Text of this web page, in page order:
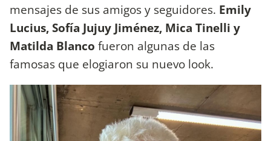
mensajes de sus amigos y seguidores. Emily
Lucius, Sofía Jujuy Jiménez, Mica Tinelli y
Matilda Blanco fueron algunas de las
famosas que elogiaron su nuevo look.